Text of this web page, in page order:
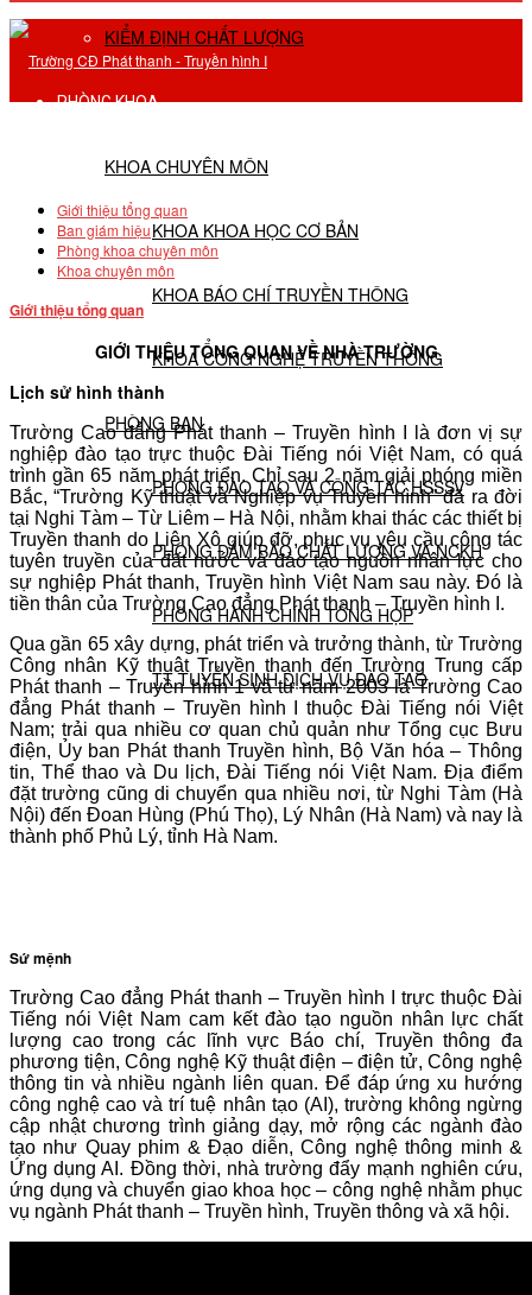
KIỂM ĐỊNH CHẤT LƯỢNG
PHÒNG KHOA
KHOA CHUYÊN MÔN
KHOA KHOA HỌC CƠ BẢN
KHOA BÁO CHÍ TRUYỀN THÔNG
KHOA CÔNG NGHỆ TRUYỀN THÔNG
PHÒNG BAN
PHÒNG ĐÀO TẠO VÀ CÔNG TÁC HSSSV
PHÒNG ĐẢM BẢO CHẤT LƯỢNG VÀ NCKH
PHÒNG HÀNH CHÍNH TỔNG HỢP
TT TUYỂN SINH DỊCH VỤ ĐÀO TẠO
NGHIÊN CỨU KHOA HỌC
VĂN BẢN
Giới thiệu tổng quan
Ban giám hiệu
Phòng khoa chuyên môn
Khoa chuyên môn
Giới thiệu tổng quan
GIỚI THIỆU TỔNG QUAN VỀ NHÀ TRƯỜNG
Lịch sử hình thành
Trường Cao đẳng Phát thanh – Truyền hình I là đơn vị sự
nghiệp đào tạo trực thuộc Đài Tiếng nói Việt Nam, có quá
trình gần 65 năm phát triển. Chỉ sau 2 năm giải phóng miền
Bắc, “Trường Kỹ thuật và Nghiệp vụ Truyền hình” đã ra đời
tại Nghi Tàm – Từ Liêm – Hà Nội, nhằm khai thác các thiết bị
Truyền thanh do Liên Xô giúp đỡ, phục vụ yêu cầu công tác
tuyên truyền của đất nước và đào tạo nguồn nhân lực cho
sự nghiệp Phát thanh, Truyền hình Việt Nam sau này. Đó là
tiền thân của Trường Cao đẳng Phát thanh – Truyền hình I.
Qua gần 65 xây dựng, phát triển và trưởng thành, từ Trường
Công nhân Kỹ thuật Truyền thanh đến Trường Trung cấp
Phát thanh – Truyền hình 1 và từ năm 2003 là Trường Cao
đẳng Phát thanh – Truyền hình I thuộc Đài Tiếng nói Việt
Nam; trải qua nhiều cơ quan chủ quản như Tổng cục Bưu
điện, Ủy ban Phát thanh Truyền hình, Bộ Văn hóa – Thông
tin, Thể thao và Du lịch, Đài Tiếng nói Việt Nam. Địa điểm
đặt trường cũng di chuyển qua nhiều nơi, từ Nghi Tàm (Hà
Nội) đến Đoan Hùng (Phú Thọ), Lý Nhân (Hà Nam) và nay là
thành phố Phủ Lý, tỉnh Hà Nam.
Sứ mệnh
Trường Cao đẳng Phát thanh – Truyền hình I trực thuộc Đài
Tiếng nói Việt Nam cam kết đào tạo nguồn nhân lực chất
lượng cao trong các lĩnh vực Báo chí, Truyền thông đa
phương tiện, Công nghệ Kỹ thuật điện – điện tử, Công nghệ
thông tin và nhiều ngành liên quan. Để đáp ứng xu hướng
công nghệ cao và trí tuệ nhân tạo (AI), trường không ngừng
cập nhật chương trình giảng dạy, mở rộng các ngành đào
tạo như Quay phim & Đạo diễn, Công nghệ thông minh &
Ứng dụng AI. Đồng thời, nhà trường đẩy mạnh nghiên cứu,
ứng dụng và chuyển giao khoa học – công nghệ nhằm phục
vụ ngành Phát thanh – Truyền hình, Truyền thông và xã hội.